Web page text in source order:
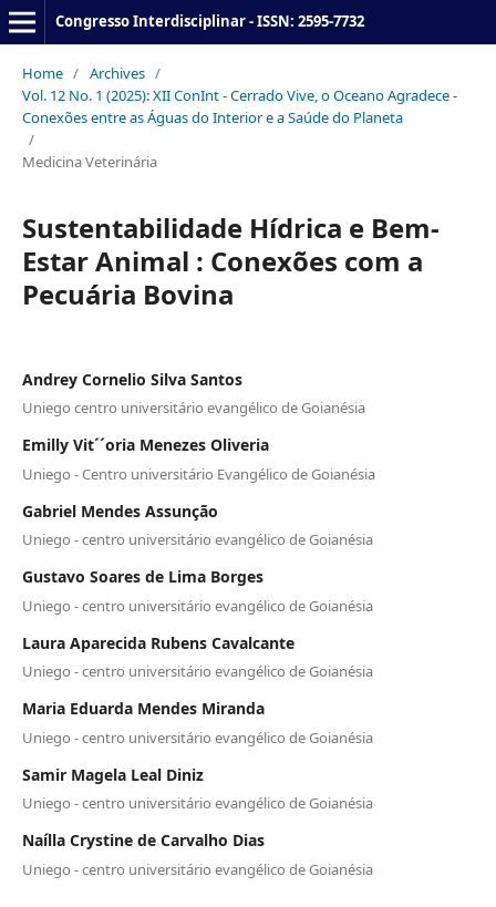
Congresso Interdisciplinar - ISSN: 2595-7732
Home / Archives /
Vol. 12 No. 1 (2025): XII ConInt - Cerrado Vive, o Oceano Agradece -
Conexões entre as Águas do Interior e a Saúde do Planeta
/
Medicina Veterinária
Sustentabilidade Hídrica e Bem-
Estar Animal : Conexões com a
Pecuária Bovina
Andrey Cornelio Silva Santos
Uniego centro universitário evangélico de Goianésia
Emilly Vit´´oria Menezes Oliveria
Uniego - Centro universitário Evangélico de Goianésia
Gabriel Mendes Assunção
Uniego - centro universitário evangélico de Goianésia
Gustavo Soares de Lima Borges
Uniego - centro universitário evangélico de Goianésia
Laura Aparecida Rubens Cavalcante
Uniego - centro universitário evangélico de Goianésia
Maria Eduarda Mendes Miranda
Uniego - centro universitário evangélico de Goianésia
Samir Magela Leal Diniz
Uniego - centro universitário evangélico de Goianésia
Naílla Crystine de Carvalho Dias
Uniego - centro universitário evangélico de Goianésia